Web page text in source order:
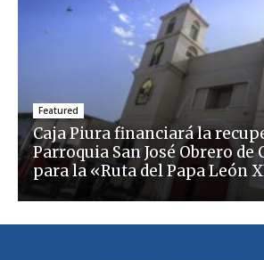
Featured
Caja Piura financiará la
Parroquia San José Obrero de
para la «Ruta del Papa León